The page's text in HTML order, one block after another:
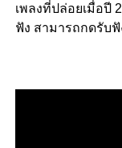
เพลงที่ปล่อยเมื่อปี
ฟัง สามารถกดรับฟั